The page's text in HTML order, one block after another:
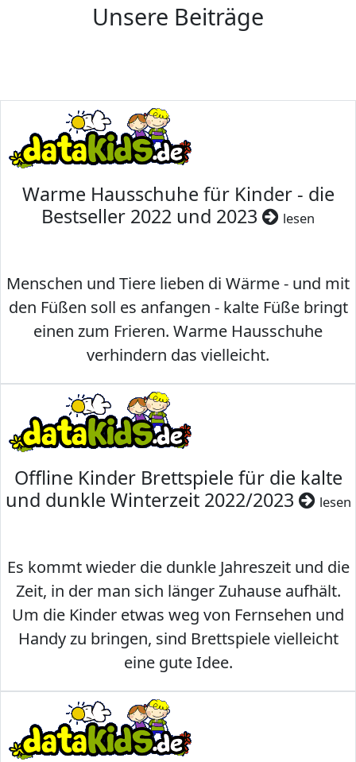
Unsere Beiträge
Warme Hausschuhe für Kinder - die
Bestseller 2022 und 2023
lesen
Menschen und Tiere lieben di Wärme - und mit
den Füßen soll es anfangen - kalte Füße bringt
einen zum Frieren. Warme Hausschuhe
verhindern das vielleicht.
Offline Kinder Brettspiele für die kalte
und dunkle Winterzeit 2022/2023
lesen
Es kommt wieder die dunkle Jahreszeit und die
Zeit, in der man sich länger Zuhause aufhält.
Um die Kinder etwas weg von Fernsehen und
Handy zu bringen, sind Brettspiele vielleicht
eine gute Idee.